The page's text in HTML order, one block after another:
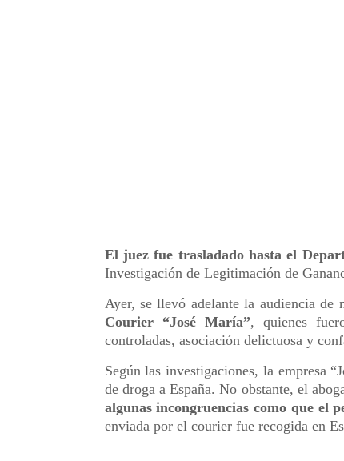
El juez fue trasladado hasta el
Investigación de Legitimación de
Ayer, se llevó adelante la audiencia de
Courier “José María”, quienes
controladas, asociación delictuosa y
Según las investigaciones, la empresa
de droga a España. No obstante, el
algunas incongruencias como que el
enviada por el courier fue recogida en